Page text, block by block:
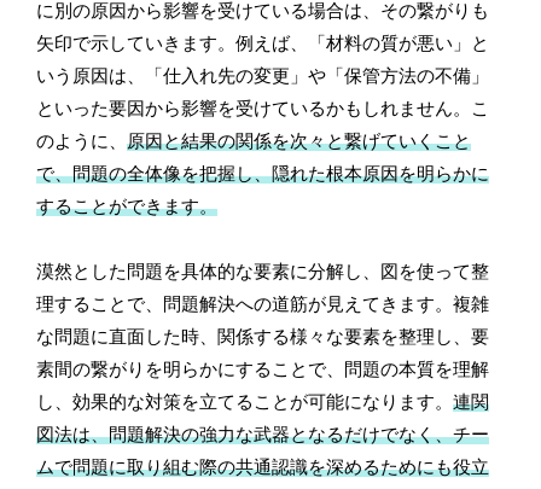
に別の原因から影響を受けている場合は、その繋がりも
矢印で示していきます。例えば、「材料の質が悪い」と
いう原因は、「仕入れ先の変更」や「保管方法の不備」
といった要因から影響を受けているかもしれません。こ
のように、原因と結果の関係を次々と繋げていくこと
で、問題の全体像を把握し、隠れた根本原因を明らかに
することができます。
漠然とした問題を具体的な要素に分解し、図を使って整
理することで、問題解決への道筋が見えてきます。複雑
な問題に直面した時、関係する様々な要素を整理し、要
素間の繋がりを明らかにすることで、問題の本質を理解
し、効果的な対策を立てることが可能になります。連関
図法は、問題解決の強力な武器となるだけでなく、チー
ムで問題に取り組む際の共通認識を深めるためにも役立